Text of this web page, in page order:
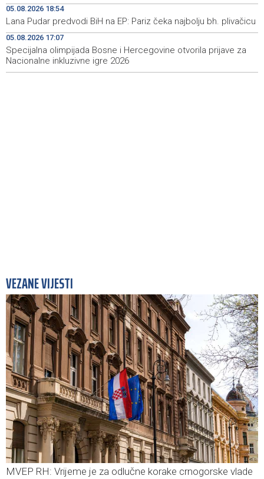
08:41
Najave foto i video servisa za 6. 8. 2026. godine
(četvrtak)
08:17 Trump: Razgovori s Iranom 'idu prilično dobro'
05.08.2026 18:54
Lana Pudar predvodi BiH na EP: Pariz čeka najbolju bh. plivačicu
05.08.2026 17:07
Specijalna olimpijada Bosne i Hercegovine otvorila prijave za
Nacionalne inkluzivne igre 2026
VEZANE VIJESTI
MVEP RH: Vrijeme je za odlučne korake crnogorske vlade